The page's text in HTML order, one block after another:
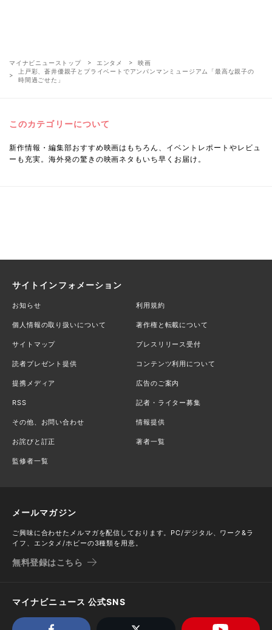
マイナビニューストップ エンタメ
映画
上戸彩、蒼井優親子とプライベートでアンパンマンミュージアム「最高な親子の
時間過ごせた」
このカテゴリーについて
新作情報・編集部おすすめ映画はもちろん、イベントレポートやレビュ
ーも充実。海外発の驚きの映画ネタもいち早くお届け。
サイトインフォメーション
お知らせ 利用規約
個人情報の取り扱いについて 著作権と転載について
サイトマップ プレスリリース受付
読者プレゼント提供 コンテンツ利用について
提携メディア 広告のご案内
RSS 記者・ライター募集
その他、お問い合わせ 情報提供
お詫びと訂正 著者一覧
監修者一覧
メールマガジン
ご興味に合わせたメルマガを配信しております。PC/デジタル、ワーク&ラ
イフ、エンタメ/ホビーの3種類を用意。
無料登録はこちら
マイナビニュース 公式SNS